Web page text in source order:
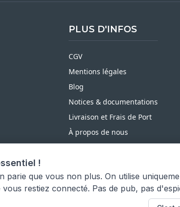
!
parie que vous non plus. On utilise
restiez connecté. Pas de pub, pas
PLUS D'INFOS
CGV
Mentions légales
Blog
Notices & documentations
Livraison et Frais de Port
À propos de nous
Satisfait ou Remboursé